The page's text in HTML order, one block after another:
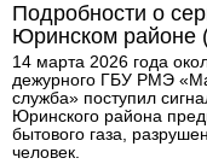
Подробности о
Юринском районе
14 марта 2026 года
дежурного ГБУ РМЭ
служба» поступил
Юринского района
бытового газа,
человек.